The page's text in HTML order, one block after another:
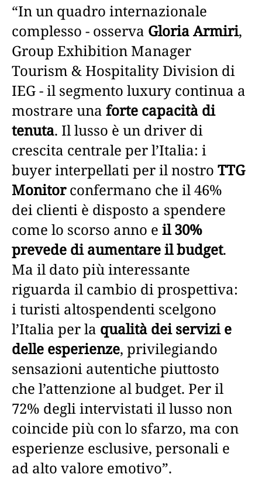
“In un quadro internazionale
complesso - osserva Gloria Armiri,
Group Exhibition Manager
Tourism & Hospitality Division di
IEG - il segmento luxury continua a
mostrare una forte capacità di
tenuta. Il lusso è un driver di
crescita centrale per l’Italia: i
buyer interpellati per il nostro TTG
Monitorconfermano che il 46%
dei clienti è disposto a spendere
come lo scorso anno e il 30%
prevede di aumentare il budget.
Ma il dato più interessante
riguarda il cambio di prospettiva:
i turisti altospendenti scelgono
l’Italia per la qualità dei servizi e
delle esperienze, privilegiando
sensazioni autentiche piuttosto
che l’attenzione al budget. Per il
72% degli intervistati il lusso non
coincide più con lo sfarzo, ma con
esperienze esclusive, personali e
ad alto valore emotivo”.